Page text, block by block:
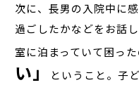
次に、長男の入院中に
過ごしたかなどをお話
室に泊まっていて困った
い」
ということ。子